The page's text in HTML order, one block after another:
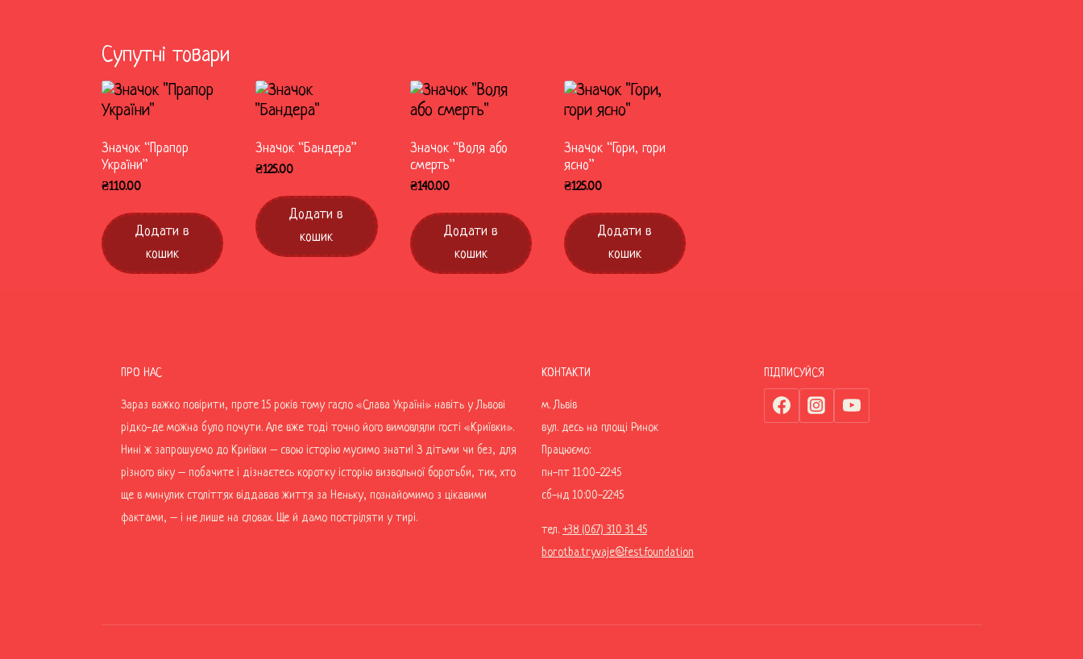
Супутні товари
Значок “Прапор
України”
₴110.00
Додати в
кошик
Значок “Бандера”
₴125.00
Додати в
кошик
Значок “Воля або
смерть”
₴140.00
Додати в
кошик
Значок “Гори, гори
ясно”
₴125.00
Додати в
кошик
ПРО НАС
Зараз важко повірити, проте 15 років тому гасло «Слава Україні» навіть у Львові
рідко-де можна було почути. Але вже тоді точно його вимовляли гості «Криївки».
Нині ж запрошуємо до Криївки – свою історію мусимо знати! З дітьми чи без, для
різного віку – побачите і дізнаєтесь коротку історію визвольної боротьби, тих, хто
ще в минулих століттях віддавав життя за Неньку, познайомимо з цікавими
фактами, – і не лише на словах. Ще й дамо постріляти у тирі.
КОНТАКТИ
м. Львів
вул. десь на площі Ринок
Працюємо:
пн-пт 11:00-22:45
сб-нд 10:00-22:45
тел. +38 (067) 310 31 45
borotba.tryvaje@fest.foundation
ПІДПИСУЙСЯ